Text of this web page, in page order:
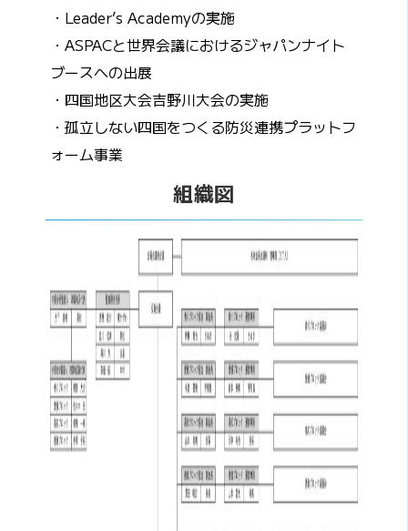
・Leader’s Academyの実施
・ASPACと世界会議におけるジャパンナイト
ブースへの出展
・四国地区大会吉野川大会の実施
・孤立しない四国をつくる防災連携プラットフ
ォーム事業
組織図